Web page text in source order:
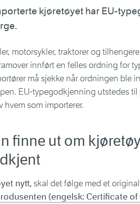
kjøretøyet har EU-
motorsykler, traktorer og
innført en felles ordning for
må sjekke når ordningen ble
EU-typegodkjenning utstedes
hvem som importerer.
finne ut om
nytt,skal det følge med et
(engelsk: Certificate of